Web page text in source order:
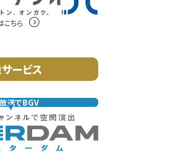
こちら
ービス
送でBGV